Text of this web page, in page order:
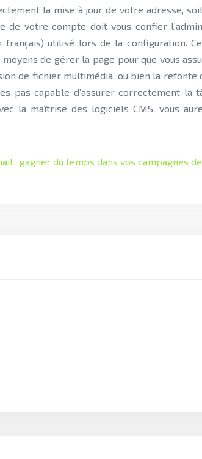
la mise à jour de votre adresse,
de votre compte doit vous confier
français) utilisé lors de la configuration.
de gérer la page pour que vous
de fichier multimédia, ou bien la
pas capable d’assurer correctement la
la maîtrise des logiciels CMS, vous
: gagner du temps dans vos campagnes